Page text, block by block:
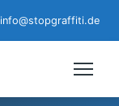
info@stopgraffiti.de